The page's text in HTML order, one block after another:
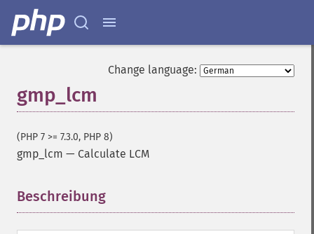
Change language:
gmp_lcm
(PHP 7 >= 7.3.0, PHP 8)
gmp_lcm — Calculate LCM
Beschreibung